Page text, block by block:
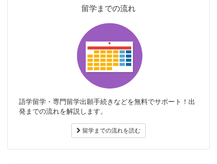
留学までの流れ
語学留学・専門留学出願手続きなどを無料でサポート！出
発までの流れを解説します。
留学までの流れを読む